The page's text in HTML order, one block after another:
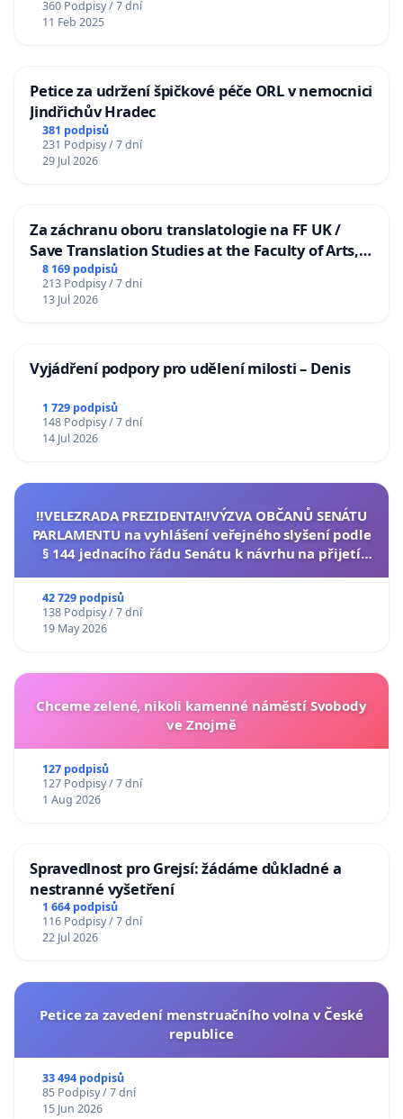
360 Podpisy / 7 dní
11 Feb 2025
Petice za udržení špičkové péče ORL v nemocnici
Jindřichův Hradec
381 podpisů
231 Podpisy / 7 dní
29 Jul 2026
Za záchranu oboru translatologie na FF UK /
Save Translation Studies at the Faculty of Arts,
Charles University
8 169 podpisů
213 Podpisy / 7 dní
13 Jul 2026
Vyjádření podpory pro udělení milosti – Denis
1 729 podpisů
148 Podpisy / 7 dní
14 Jul 2026
‼️VELEZRADA PREZIDENTA‼️VÝZVA OBČANŮ SENÁTU
PARLAMENTU na vyhlášení veřejného slyšení podle
§ 144 jednacího řádu Senátu k návrhu na přijetí
42 729 podpisů
138 Podpisy / 7 dní
19 May 2026
Chceme zelené, nikoli kamenné náměstí Svobody
ve Znojmě
127 podpisů
127 Podpisy / 7 dní
1 Aug 2026
Spravedlnost pro Grejsí: žádáme důkladné a
nestranné vyšetření
1 664 podpisů
116 Podpisy / 7 dní
22 Jul 2026
Petice za zavedení menstruačního volna v České
republice
33 494 podpisů
85 Podpisy / 7 dní
15 Jun 2026